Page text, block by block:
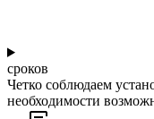
сроков
Четко соблюдаем
необходимости